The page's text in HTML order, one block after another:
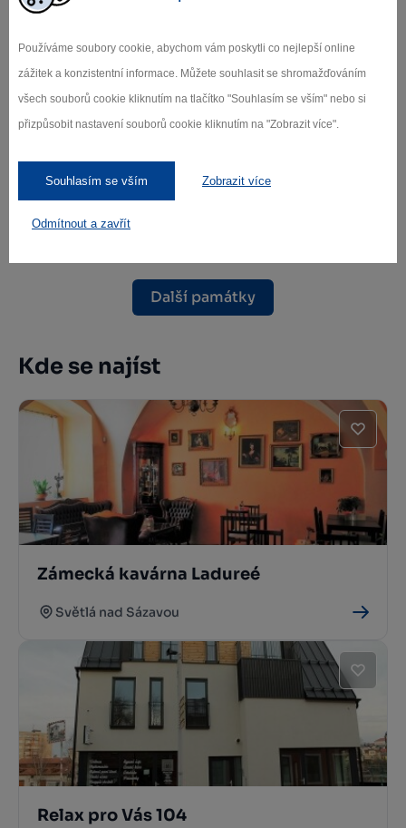
Používáme soubory cookie, abychom vám poskytli co nejlepší online
zážitek a konzistentní informace. Můžete souhlasit se shromažďováním
všech souborů cookie kliknutím na tlačítko "Souhlasím se vším" nebo si
přizpůsobit nastavení souborů cookie kliknutím na "Zobrazit více".
Souhlasím se vším Zobrazit více
Odmítnout a zavřít
Kostel sv. Martina Dolní Město
Dolní Město
Další památky
Kde se najíst
Zámecká kavárna Ladureé
Světlá nad Sázavou
Relax pro Vás 104